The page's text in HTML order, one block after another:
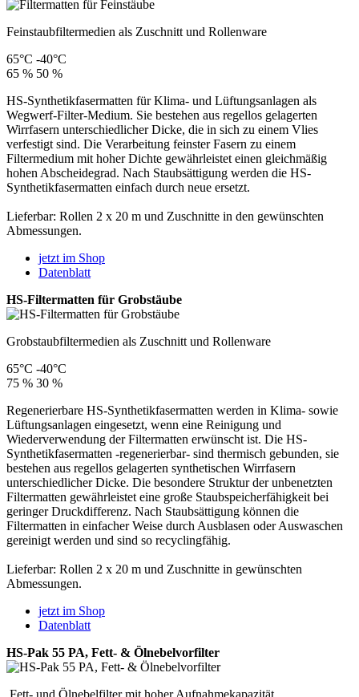
Feinstaubfiltermedien als Zuschnitt und Rollenware
65°C -40°C
65 % 50 %
HS-Synthetikfasermatten für Klima- und Lüftungsanlagen als
Wegwerf-Filter-Medium. Sie bestehen aus regellos gelagerten
Wirrfasern unterschiedlicher Dicke, die in sich zu einem Vlies
verfestigt sind. Die Verarbeitung feinster Fasern zu einem
Filtermedium mit hoher Dichte gewährleistet einen gleichmäßig
hohen Abscheidegrad. Nach Staubsättigung werden die HS-
Synthetikfasermatten einfach durch neue ersetzt.
Lieferbar: Rollen 2 x 20 m und Zuschnitte in den gewünschten
Abmessungen.
jetzt im Shop
Datenblatt
HS-Filtermatten für Grobstäube
Grobstaubfiltermedien als Zuschnitt und Rollenware
65°C -40°C
75 % 30 %
Regenerierbare HS-Synthetikfasermatten werden in Klima- sowie
Lüftungsanlagen eingesetzt, wenn eine Reinigung und
Wiederverwendung der Filtermatten erwünscht ist. Die HS-
Synthetikfasermatten -regenerierbar- sind thermisch gebunden, sie
bestehen aus regellos gelagerten synthetischen Wirrfasern
unterschiedlicher Dicke. Die besondere Struktur der unbenetzten
Filtermatten gewährleistet eine große Staubspeicherfähigkeit bei
geringer Druckdifferenz. Nach Staubsättigung können die
Filtermatten in einfacher Weise durch Ausblasen oder Auswaschen
gereinigt werden und sind so recyclingfähig.
Lieferbar: Rollen 2 x 20 m und Zuschnitte in gewünschten
Abmessungen.
jetzt im Shop
Datenblatt
HS-Pak 55 PA, Fett- & Ölnebelvorfilter
Fett- und Ölnebelfilter mit hoher Aufnahmekapazität